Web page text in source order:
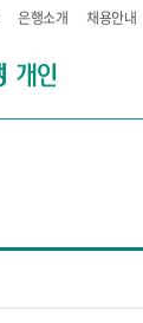
은행소개 채용안내